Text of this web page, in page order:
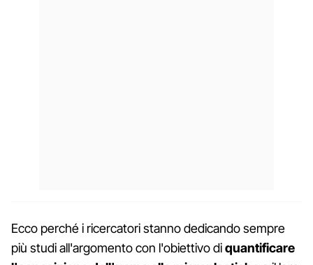
Ecco perché i ricercatori stanno dedicando sempre
più studi all'argomento con l'obiettivo diquantificare